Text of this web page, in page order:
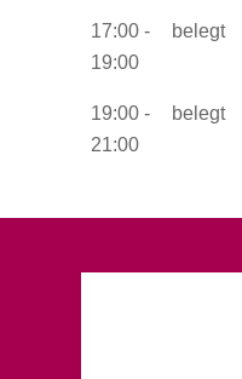
17:00 -
19:00
belegt
19:00 -
21:00
belegt